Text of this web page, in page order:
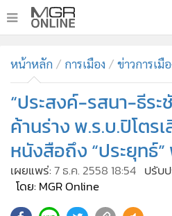
ทันเหตุการณ์
• ภาคใต้
ภูมิภาค
Online Section
• บันเทิง
ผู้จัดการรายวัน
หน้าหลัก การเมือง ข่าวการเมื
“ประสงค์-รสนา-ธีร
ค้านร่าง พ.ร.บ.ปิโตร
หนังสือถึง “ประยุทธ์
เผยแพร่:7 ธ.ค. 2558 18:54 ปรับ
โดย: MGR Online